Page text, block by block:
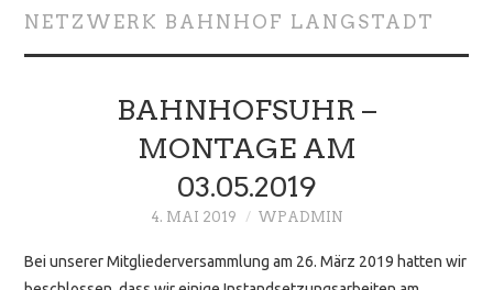
NETZWERK BAHNHOF LANGSTADT
BAHNHOFSUHR –
MONTAGE AM
03.05.2019
4. MAI 2019 WPADMIN
Bei unserer Mitgliederversammlung am 26. März 2019 hatten wir